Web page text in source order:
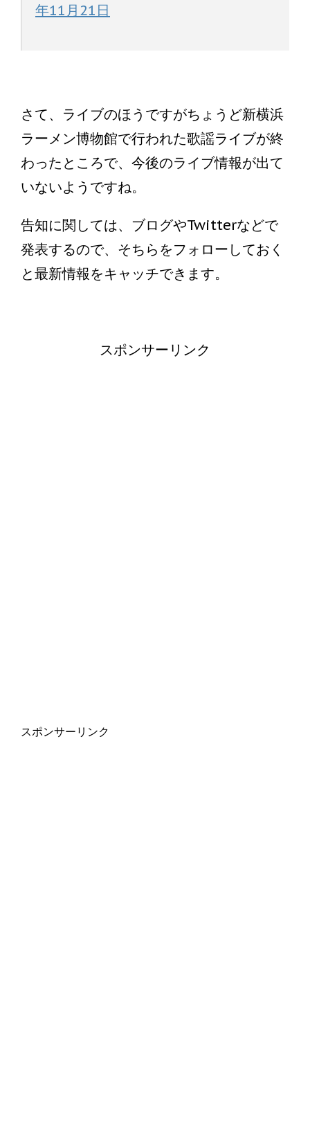
年11月21日
さて、ライブのほうですがちょうど新横浜
ラーメン博物館で行われた歌謡ライブが終
わったところで、今後のライブ情報が出て
いないようですね。
告知に関しては、ブログやTwitterなどで
発表するので、そちらをフォローしておく
と最新情報をキャッチできます。
スポンサーリンク
スポンサーリンク